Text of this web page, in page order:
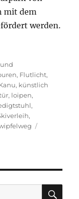
mit dem
werden.
, Flutlicht,
, künstlich
, loipen,
,
,